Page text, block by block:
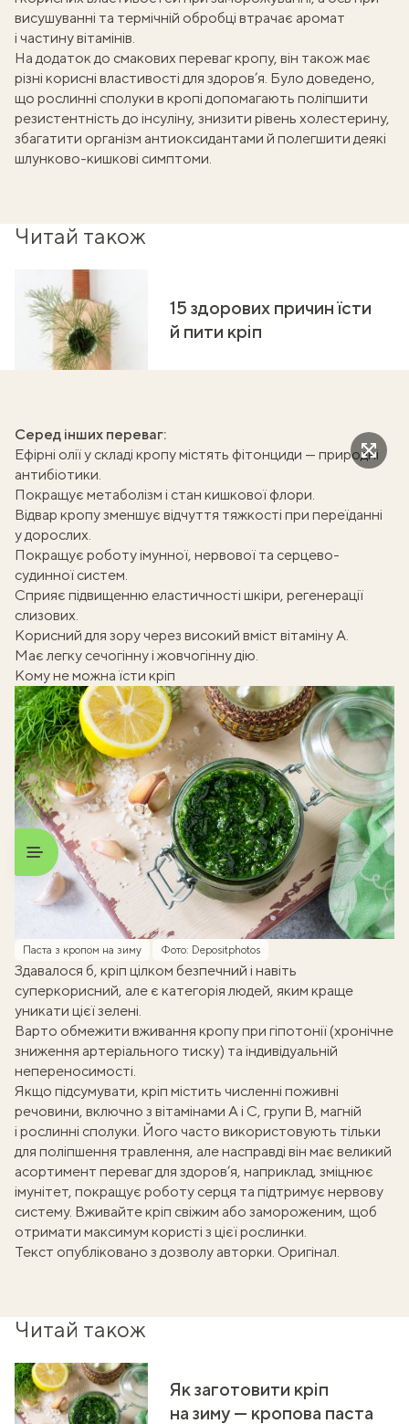
висушуванні та термічній обробці втрачає аромат
і частину вітамінів.
На додаток до смакових переваг кропу, він також має
різні корисні властивості для здоров’я. Булодоведено,
що рослинні сполуки в кропі допомагають поліпшити
резистентність до інсуліну, знизити рівень холестерину,
збагатити організм антиоксидантами й полегшити деякі
шлунково-кишкові симптоми.
Читай також
15 здорових причин їсти
й пити кріп
Серед інших переваг:
Ефірні олії у складі кропу містять фітонциди — природні
антибіотики.
Покращує метаболізм і стан кишкової флори.
Відвар кропу зменшує відчуття тяжкості при переїданні
у дорослих.
Покращує роботу імунної, нервової та серцево-
судинної систем.
Сприяє підвищенню еластичності шкіри, регенерації
слизових.
Корисний для зору через високий вміст вітаміну А.
Має легку сечогінну і жовчогінну дію.
Кому не можна їсти кріп
Паста з кропом на зиму Фото: Depositphotos
Здавалося б, кріп цілком безпечний і навіть
суперкорисний, але є категорія людей, яким краще
уникати цієї зелені.
Варто обмежити вживання кропу при гіпотонії (хронічне
зниження артеріального тиску) та індивідуальній
непереносимості.
Якщо підсумувати, кріп містить численні поживні
речовини, включно з вітамінами А і С, групи В, магній
і рослинні сполуки. Його часто використовують тільки
для поліпшення травлення, але насправді він має великий
асортимент переваг для здоров’я, наприклад, зміцнює
імунітет, покращує роботу серця та підтримує нервову
систему. Вживайте кріп свіжим або замороженим, щоб
отримати максимум користі з цієї рослинки.
Текст опубліковано з дозволу авторки. Оригінал
Читай також
Як заготовити кріп
на зиму — кропова паста